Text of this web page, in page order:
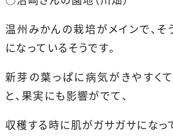
温州みかんの栽培がメインで、
になっているそうです。
新芽の葉っぱに病気がきやすく
と、果実にも影響がでて、
収穫する時に肌がガサガサになっ